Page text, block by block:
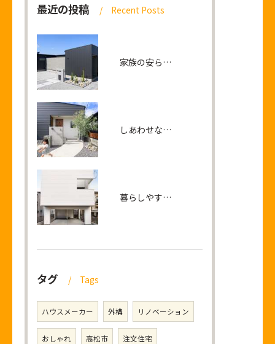
最近の投稿 Recent Posts
家族の安らぎとつながりを生みだすリビングが中心の平屋の家
しあわせな笑顔が連鎖する 家族の距離が近づく平屋
暮らしやすさと開放感に包まれる2階リビングの家
タグ Tags
ハウスメーカー 外構 リノベーション
おしゃれ 高松市 注文住宅